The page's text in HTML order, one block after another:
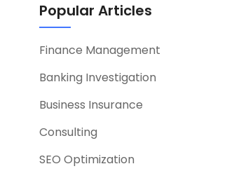
Popular Articles
Finance Management
Banking Investigation
Business Insurance
Consulting
SEO Optimization